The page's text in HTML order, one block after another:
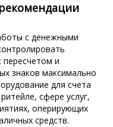
с денежными
пересчетом и
знаков максимально
для счета
сфере услуг,
оперирующих
средств.